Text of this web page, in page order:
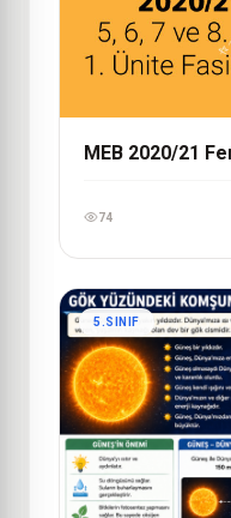
MEB 2020/21
74
5.SINIF